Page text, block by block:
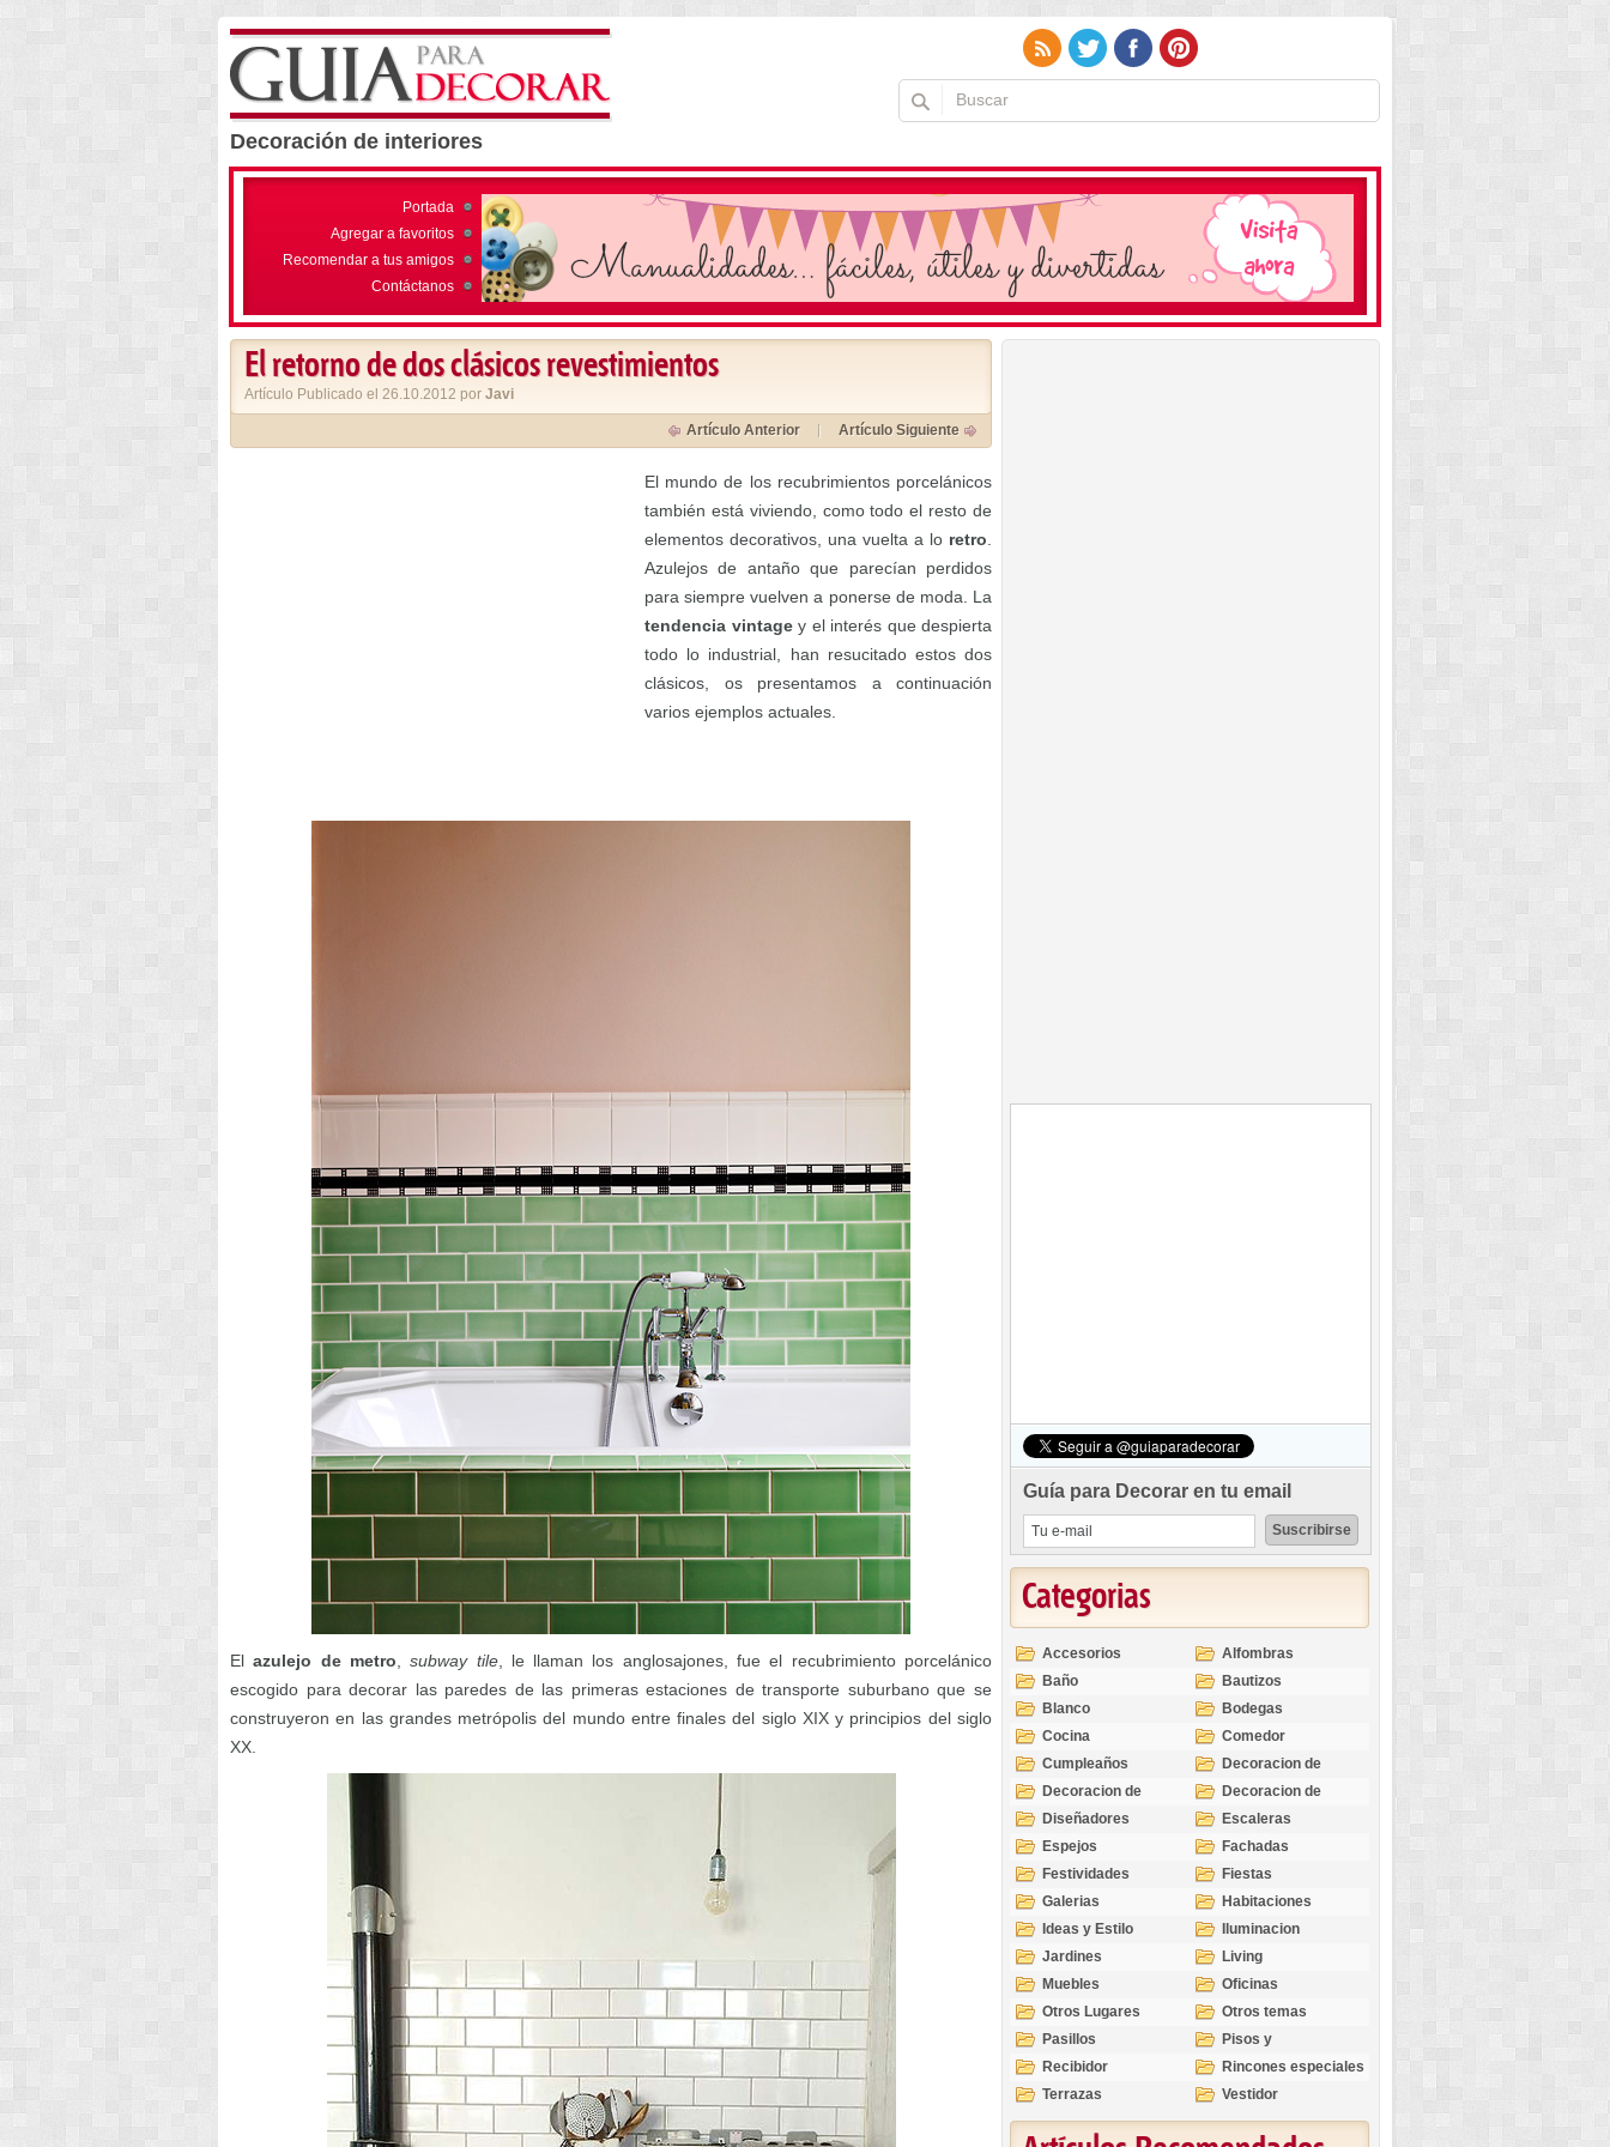
Decoración de interiores
Portada
Agregar a favoritos
Recomendar a tus amigos
Contáctanos
El retorno de dos clásicos revestimientos
Artículo Publicado el 26.10.2012 por Javi
Artículo Anterior Artículo Siguiente
El mundo de los recubrimientos porcelánicos
también está viviendo, como todo el resto de
elementos decorativos, una vuelta a lo retro
Azulejos de antaño que parecían perdidos
para siempre vuelven a ponerse de moda. La
tendencia vintagey el interés que despierta
todo lo industrial, han resucitado estos dos
clásicos, os presentamos a continuación
varios ejemplos actuales.
Elazulejo de metro ,subway tile, le llaman los anglosajones, fue el recubrimiento porcelánico
escogido para decorar las paredes de las primeras estaciones de transporte suburbano que se
construyeron en las grandes metrópolis del mundo entre finales del siglo XIX y principios del siglo
XX.
Guía para Decorar en tu email
Categorias
Accesorios
Alfombras
Baño
Bautizos
Blanco
Bodegas
Cocina
Comedor
Cumpleaños
Decoracion de
Exteriores
Decoracion de
Interiores
Decoracion de
Ocasiones
Diseñadores
Escaleras
Espejos
Fachadas
Festividades
Fiestas
Galerias
Habitaciones
Ideas y Estilo
Iluminacion
Jardines
Living
Muebles
Oficinas
Otros Lugares
Otros temas
Pasillos
Pisos y
revestimientos
Recibidor
Rincones especiales
Terrazas
Vestidor